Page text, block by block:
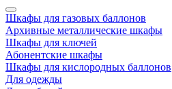
Шкафы для газовых баллонов
Архивные металлические шкафы
Шкафы для ключей
Абонентские шкафы
Шкафы для кислородных баллонов
Для одежды